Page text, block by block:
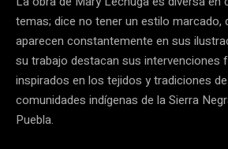
temas; dice no tener un estilo marcado,
aparecen constantemente en sus
su trabajo destacan sus intervenciones
inspirados en los tejidos y tradiciones
comunidades indígenas de la Sierra
Puebla.